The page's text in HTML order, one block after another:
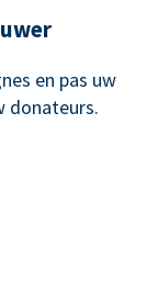
en pas uw
donateurs.